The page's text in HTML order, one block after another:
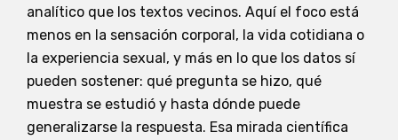
analítico que los textos vecinos. Aquí el foco está
menos en la sensación corporal, la vida cotidiana o
la experiencia sexual, y más en lo que los datos sí
pueden sostener: qué pregunta se hizo, qué
muestra se estudió y hasta dónde puede
generalizarse la respuesta. Esa mirada científica